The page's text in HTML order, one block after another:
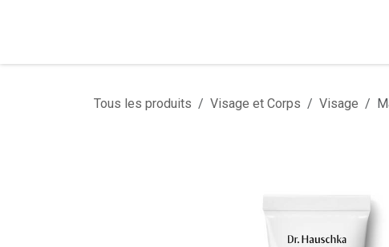
Tous les produits Visage et Corps Visage